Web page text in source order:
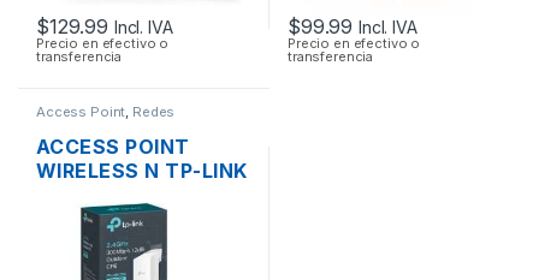
$129.99 Incl. IVA
Precio en efectivo o
transferencia
$99.99 Incl. IVA
Precio en efectivo o
transferencia
Access Point, Redes
ACCESS POINT
WIRELESS N TP-LINK
12DBI 1000MW
300MBPS + POE
OUTDOOR